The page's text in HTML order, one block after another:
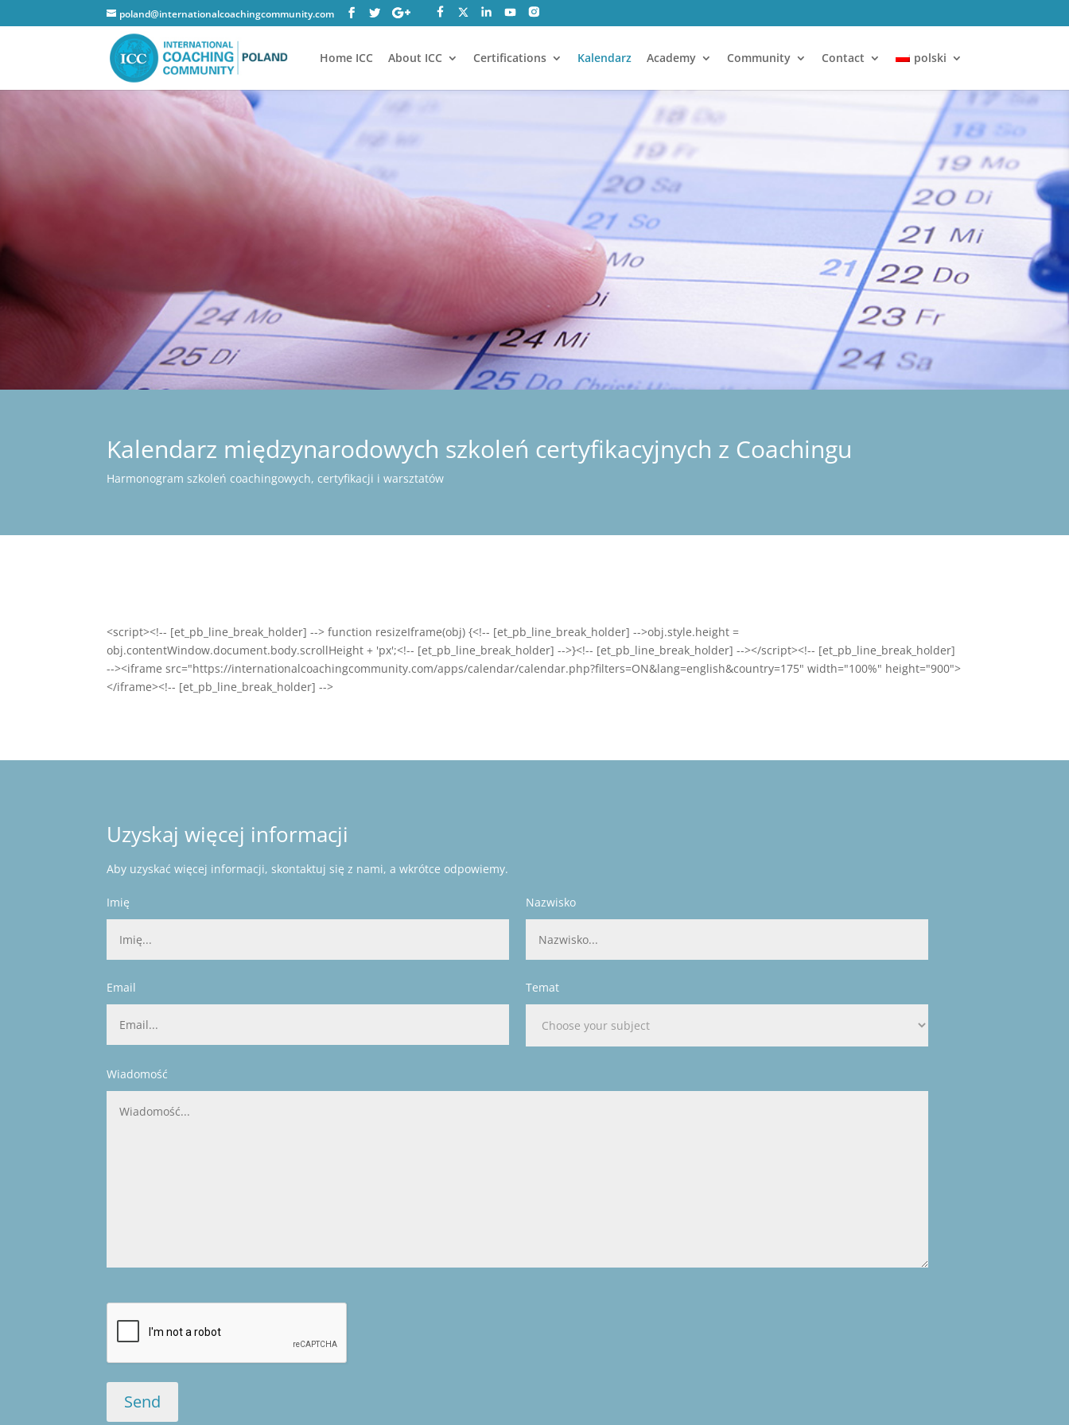
poland@internationalcoachingcommunity.com
Home ICC About ICC Certifications Kalendarz Academy Community Contact polski
Kalendarz międzynarodowych szkoleń certyfikacyjnych z Coachingu
Harmonogram szkoleń coachingowych, certyfikacji i warsztatów
<script><!-- [et_pb_line_break_holder] --> function resizeIframe(obj) {<!-- [et_pb_line_break_holder] -->obj.style.height =
obj.contentWindow.document.body.scrollHeight + 'px';<!-- [et_pb_line_break_holder] -->}<!-- [et_pb_line_break_holder] --></script><!-- [et_pb_line_break_holder]
--><iframe src="https://internationalcoachingcommunity.com/apps/calendar/calendar.php?filters=ON&lang=english&country=175" width="100%" height="900">
</iframe><!-- [et_pb_line_break_holder] -->
Uzyskaj więcej informacji
Aby uzyskać więcej informacji, skontaktuj się z nami, a wkrótce odpowiemy.
Imię Nazwisko
Email Temat
Wiadomość